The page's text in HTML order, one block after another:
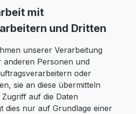
mit
und Dritten
unserer Verarbeitung
anderen Personen und
oder
sie an diese übermitteln
auf die Daten
dies nur auf Grundlage einer